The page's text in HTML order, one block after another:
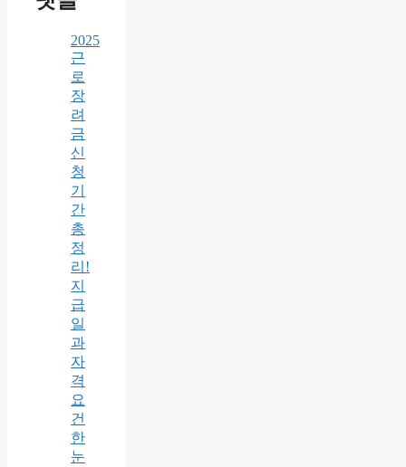
2025
근
로
장
려
금
신
청
기
간
총
정
리!
지
급
일
과
자
격
요
건
한
눈